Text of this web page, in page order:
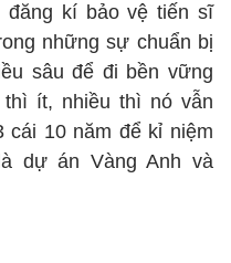
đăng kí bảo vệ tiến sĩ
những sự chuẩn bị
sâu để đi bền vững
ít, nhiều thì nó vẫn
cái 10 năm để kỉ niệm
dự án Vàng Anh và